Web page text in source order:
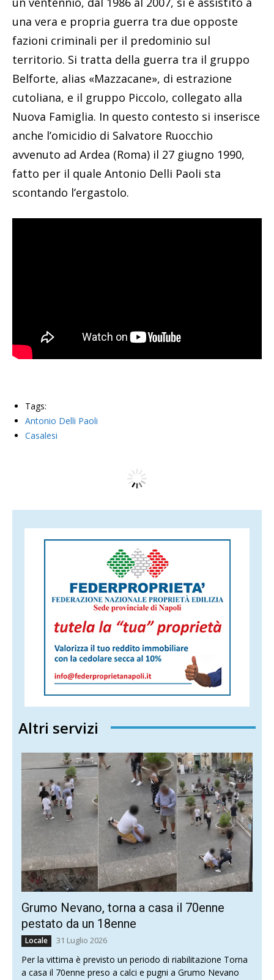
una vera e propria guerra tra due opposte
fazioni criminali per il predominio sul
territorio. Si tratta della guerra tra il gruppo
Belforte, alias «Mazzacane», di estrazione
cutoliana, e il gruppo Piccolo, collegato alla
Nuova Famiglia. In questo contesto si inserisce
anche l’omicidio di Salvatore Ruocchio
avvenuto ad Ardea (Roma) il 27 giugno 1990,
fatto per il quale Antonio Delli Paoli sta
scontando l’ergastolo.
Tags:
Antonio Delli Paoli
Casalesi
Altri servizi
Grumo Nevano, torna a casa il 70enne
pestato da un 18enne
Locale 31 Luglio 2026
Per la vittima è previsto un periodo di riabilitazione Torna
a casa il 70enne preso a calci e pugni a Grumo Nevano